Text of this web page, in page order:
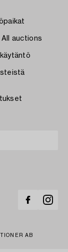
All auctions
AB